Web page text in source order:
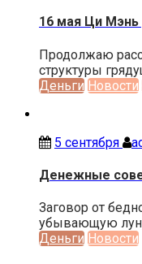
16 мая Ци
Продолжаю
структуры
Деньги Новости
5 сентября
Денежные
Заговор от
убывающую
Деньги Новости